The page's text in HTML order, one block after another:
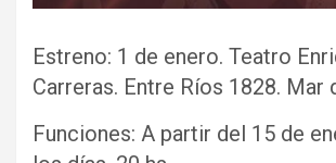
Estreno: 1 de enero. Teatro
Carreras. Entre Ríos 1828. Mar
Funciones: A partir del 15 de